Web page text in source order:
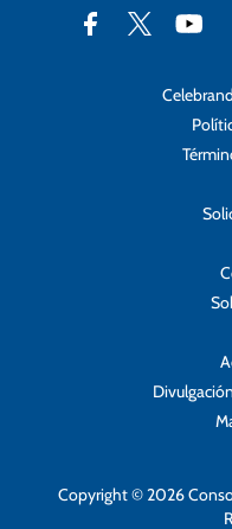
Copyright © 2026